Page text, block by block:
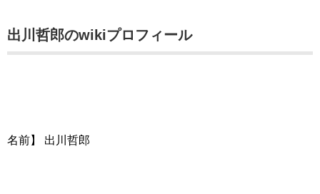
出川哲郎のwikiプロフィール
名前】 出川哲郎